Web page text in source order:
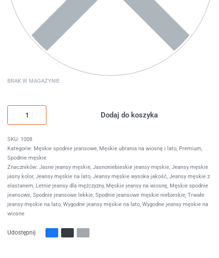
BRAK W MAGAZYNIE
Dodaj do koszyka
1008
Kategorie: Męskie spodnie jeansowe, Męskie ubrania na wiosnę i lato, Premium,
Spodnie męskie
Znaczników: Jasne jeansy męskie, Jasnoniebieskie jeansy męskie, Jeansy męskie
jasny kolor, Jeansy męskie na lato, Jeansy męskie wysoka jakość, Jeansy męskie z
elastanem, Letnie jeansy dla mężczyzny, Męskie jeansy na wiosnę, Męskie spodnie
jeansowe, Spodnie jeansowe lekkie, Spodnie jeansowe męskie niebieskie, Trwałe
jeansy męskie na lato, Wygodne jeansy męskie na lato, Wygodne jeansy męskie na
wiosne
Udostępnij